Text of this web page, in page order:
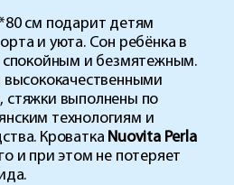
см подарит детям
и уюта. Сон ребёнка в
спокойным и безмятежным.
высококачественными
выполнены по
технологиям и
Кроватка Nuovita Perla
и при этом не потеряет